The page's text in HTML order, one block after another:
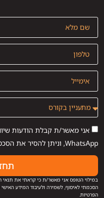
WhatsApp, וניתן להסיר את הסכמתי בכל עת.
במילוי הטופס אני מאשר/ת כי קראתי את תנאי
הסכמתי לאיסוף, לשמירה ולעיבוד המידע
הפרטיות.